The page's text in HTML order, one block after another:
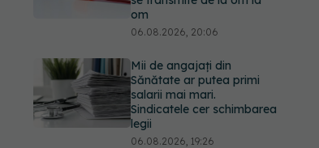
om
06.08.2026, 20:06
Mii de angajați din
Sănătate ar putea primi
salarii mai mari.
Sindicatele cer schimbarea
legii
06.08.2026, 19:26